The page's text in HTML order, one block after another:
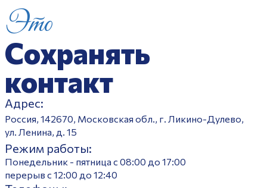
Это
Сохранять
контакт
Адрес:
Россия, 142670, Московская обл., г. Ликино-Дулево,
ул. Ленина, д. 15
Режим работы:
Понедельник - пятница с 08:00 до 17:00
перерыв с 12:00 до 12:40